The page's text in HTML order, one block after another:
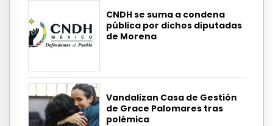
CNDH se suma a condena
pública por dichos diputadas
de Morena
Vandalizan Casa de Gestión
de Grace Palomares tras
polémica